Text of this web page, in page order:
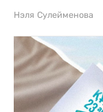
Нэля Сулейменова